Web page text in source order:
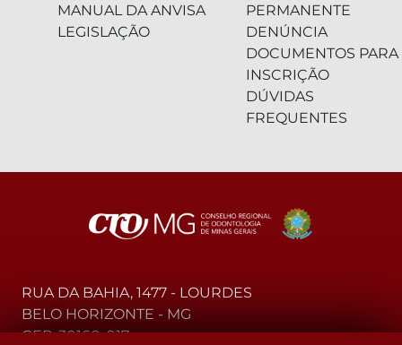
MANUAL DA ANVISA
LEGISLAÇÃO
PERMANENTE
DENÚNCIA
DOCUMENTOS PARA
INSCRIÇÃO
DÚVIDAS
FREQUENTES
RUA DA BAHIA, 1477 - LOURDES
BELO HORIZONTE - MG
CEP: 30160-017